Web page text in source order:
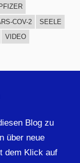
PFIZER
COV-2
SEELE
VIDEO
Blog zu
über neue
dem Klick auf